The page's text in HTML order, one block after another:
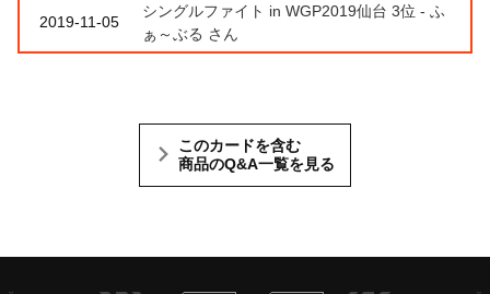
2019-11-05
シングルファイト in WGP2019仙台 3位 - ふ
ぁ～ぶる さん
このカードを含む
商品のQ&A一覧を見る